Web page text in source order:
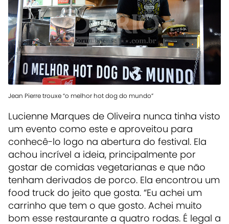
Jean Pierre trouxe “o melhor hot dog do mundo”
Lucienne Marques de Oliveira nunca tinha visto
um evento como este e aproveitou para
conhecê-lo logo na abertura do festival. Ela
achou incrível a ideia, principalmente por
gostar de comidas vegetarianas e que não
tenham derivados de porco. Ela encontrou um
food truck do jeito que gosta. “Eu achei um
carrinho que tem o que gosto. Achei muito
bom esse restaurante a quatro rodas. É legal a